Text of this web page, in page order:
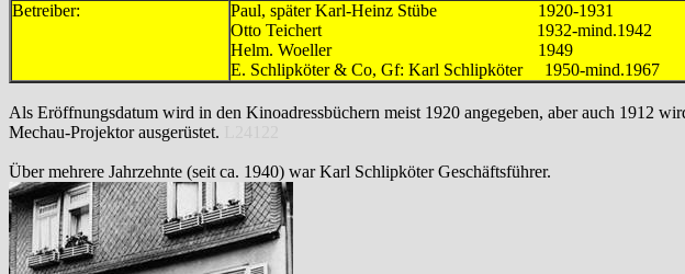
Betreiber:
Paul, später Karl-Heinz Stübe 1920-1931
Otto Teichert 1932-mind.1942
Helm. Woeller 1949
E. Schlipköter & Co, Gf: Karl Schlipköter 1950-mind.1967
Als Eröffnungsdatum wird in den Kinoadressbüchern meist 1920 angegeben, aber auch 1912
Mechau-Projektor ausgerüstet.
Über mehrere Jahrzehnte (seit ca. 1940) war Karl Schlipköter Geschäftsführer.